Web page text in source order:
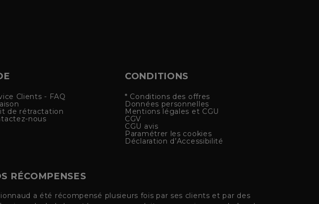
Clients - FAQ
de rétractation
nous
CONDITIONS
* Conditions des offres
Données personnelles
Mentions légales et CGU
CGV
CGU avis
Paramétrer les cookies
Déclaration d’Accessibilité
RÉCOMPENSES
a été récompensé plusieurs fois par ses clients et par des